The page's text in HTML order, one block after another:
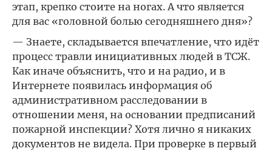
этап, крепко стоите на ногах. А что является
для вас «головной болью сегодняшнего дня»?
— Знаете, складывается впечатление, что идёт
процесс травли инициативных людей в ТСЖ.
Как иначе объяснить, что и на радио, и в
Интернете появилась информация об
административном расследовании в
отношении меня, на основании предписаний
пожарной инспекции? Хотя лично я никаких
документов не видела. При проверке в первый